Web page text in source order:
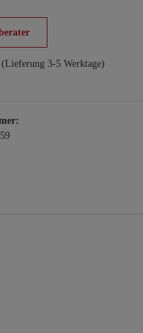
(Lieferung 3-5 Werktage)